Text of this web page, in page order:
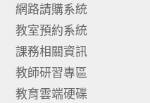
網路請購系統
教室預約系統
課務相關資訊
教師研習專區
教育雲端硬碟